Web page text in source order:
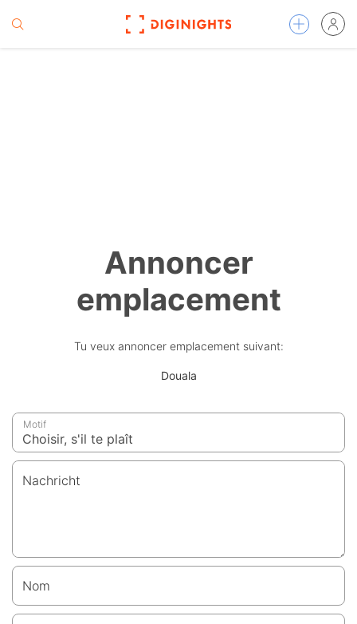
Annoncer
emplacement
Tu veux annoncer emplacement suivant:
Douala
Motif
Nachricht
Nom